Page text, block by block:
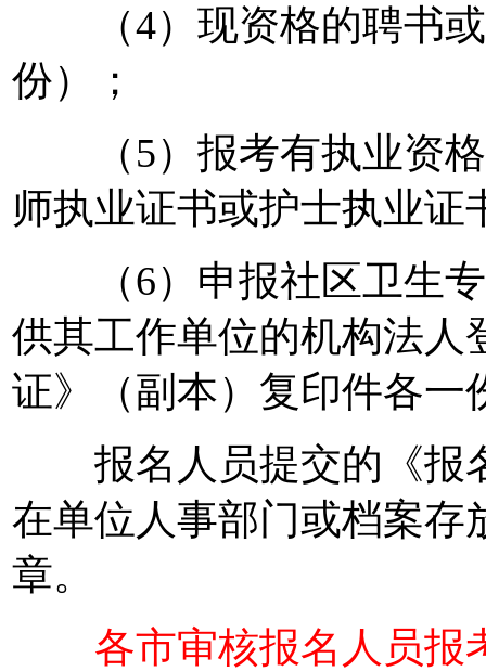
（4）现资格的聘书或
份）；
（5）报考有执业资格
师执业证书或护士执业
（6）申报社区卫生专
供其工作单位的机构法人
证》（副本）复印件各一
报名人员提交的《报
在单位人事部门或档案存
章。
各市审核报名人员报